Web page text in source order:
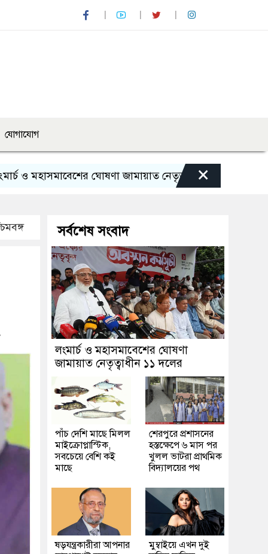
যোগাযোগ
ঘোষণা জামায়াত নেতৃত্বাধীন ১১ দলের×
সর্বশেষ সংবাদ
লংমার্চ ও মহাসমাবেশের ঘোষণা
জামায়াত নেতৃত্বাধীন ১১ দলের
পাঁচ দেশি মাছে মিলল
মাইক্রোপ্লাস্টিক,
সবচেয়ে বেশি কই
মাছে
শেরপুরে প্রশাসনের
হস্তক্ষেপে ৬ মাস পর
খুলল ভাটরা প্রাথমিক
বিদ্যালয়ের পথ
ষড়যন্ত্রকারীরা আপনার
মুম্বাইয়ে এখন দুই